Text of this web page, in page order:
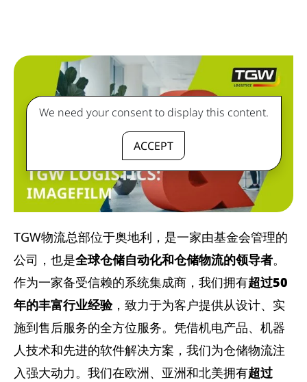
We need your consent to display this content.
ACCEPT
TGW物流总部位于奥地利，是一家由基金会管理的
公司，也是全球仓储自动化和仓储物流的领导者。
作为一家备受信赖的系统集成商，我们拥有超过50
年的丰富行业经验，致力于为客户提供从设计、实
施到售后服务的全方位服务。凭借机电产品、机器
人技术和先进的软件解决方案，我们为仓储物流注
入强大动力。我们在欧洲、亚洲和北美拥有超过